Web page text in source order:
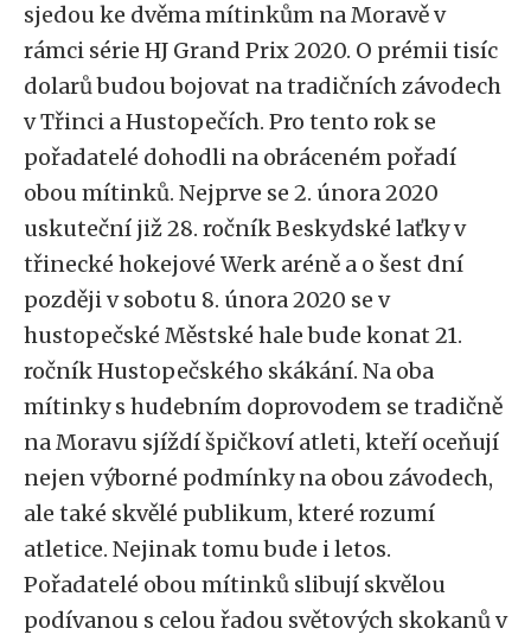
sjedou ke dvěma mítinkům na Moravě v
rámci série HJ Grand Prix 2020. O prémii tisíc
dolarů budou bojovat na tradičních závodech
v Třinci a Hustopečích. Pro tento rok se
pořadatelé dohodli na obráceném pořadí
obou mítinků. Nejprve se 2. února 2020
uskuteční již 28. ročník Beskydské laťky v
třinecké hokejové Werk aréně a o šest dní
později v sobotu 8. února 2020 se v
hustopečské Městské hale bude konat 21.
ročník Hustopečského skákání. Na oba
mítinky s hudebním doprovodem se tradičně
na Moravu sjíždí špičkoví atleti, kteří oceňují
nejen výborné podmínky na obou závodech,
ale také skvělé publikum, které rozumí
atletice. Nejinak tomu bude i letos.
Pořadatelé obou mítinků slibují skvělou
podívanou s celou řadou světových skokanů v